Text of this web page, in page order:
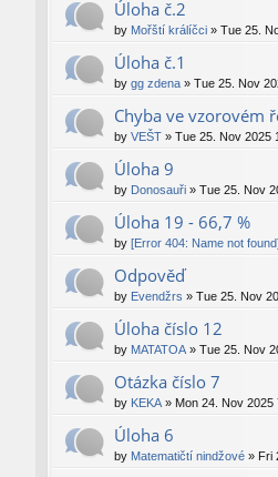
Úloha č.2
by Mořští králíčci » Tue 25.
Úloha č.1
by gg zdena » Tue 25. Nov
Chyba ve vzorovém
by VEŠT » Tue 25. Nov 2025
Úloha 9
by Donosauři » Tue 25. Nov
Úloha 19 - 66,7 %
by [Error 404: Name not
Odpověď
by Evendžrs » Tue 25. Nov
Úloha číslo 12
by MATATOA » Tue 25. Nov
Otázka číslo 7
by KEKA » Mon 24. Nov 2025
Úloha 6
by Matematičtí nindžové » Fri